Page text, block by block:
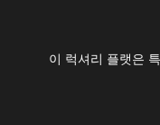
이 럭셔리 플랫은